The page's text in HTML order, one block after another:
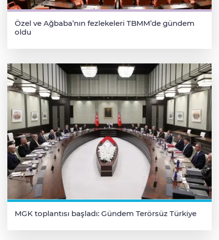
Özel ve Ağbaba’nın fezlekeleri TBMM’de gündem
oldu
MGK toplantısı başladı: Gündem Terörsüz Türkiye